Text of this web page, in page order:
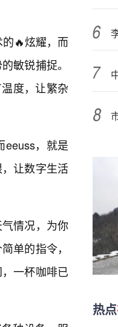
🔥炫耀，而
敏锐捕捉。
度，让繁杂
eeuss，就是
让数字生活
情况，为你
单的指令，
一杯咖啡已
热点